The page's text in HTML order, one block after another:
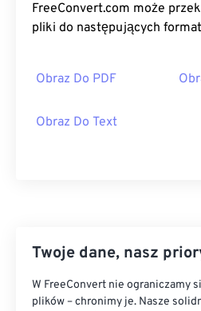
FreeConvert.com może
pliki do następujących
Obraz Do PDF
Obraz Do Text
Twoje dane, nasz
W FreeConvert nie ograniczamy
plików – chronimy je. Nasze